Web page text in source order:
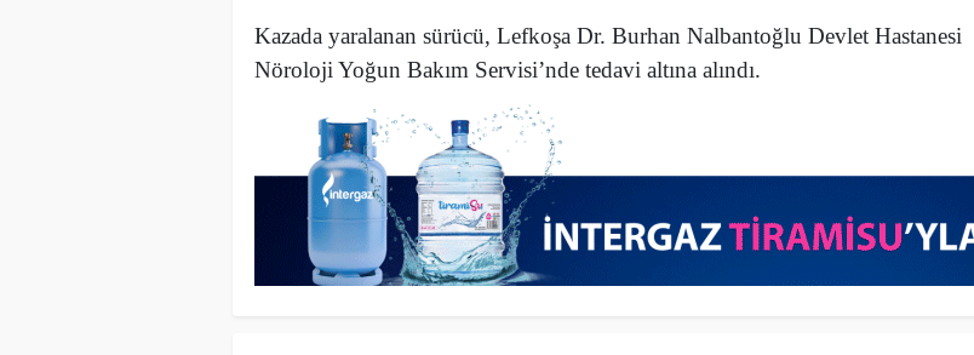
Kazada yaralanan sürücü, Lefkoşa Dr. Burhan Nalbantoğlu Devlet Hastanesi
Nöroloji Yoğun Bakım Servisi’nde tedavi altına alındı.